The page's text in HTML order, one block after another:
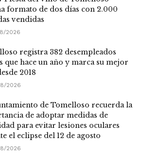
formato de dos días con 2.000
vendidas
2026
registra 382 desempleados
que hace un año y marca su mejor
2018
2026
de Tomelloso recuerda la
de adoptar medidas de
para evitar lesiones oculares
el eclipse del 12 de agosto
2026